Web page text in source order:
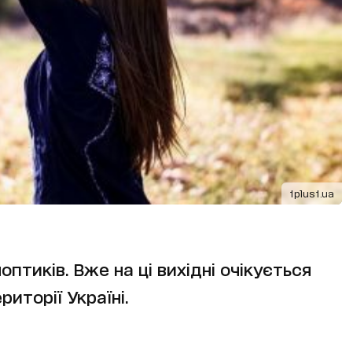
1plus1.ua
Вже на ці вихідні очікується
Україні.